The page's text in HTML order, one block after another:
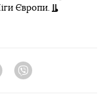
Європи.
Telegram